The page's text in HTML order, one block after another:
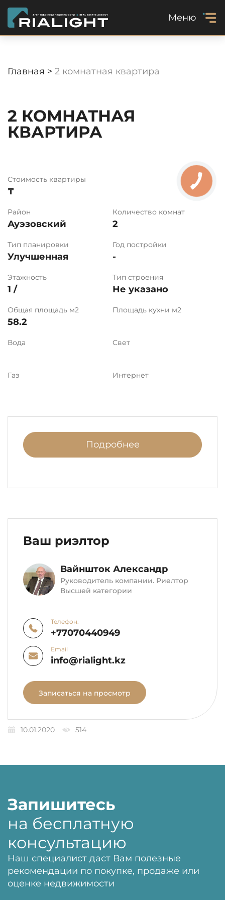
Меню
Главная > 2 комнатная квартира
2 КОМНАТНАЯ
КВАРТИРА
Стоимость квартиры
₸
Район
Ауэзовский
Количество комнат
2
Тип планировки
Улучшенная
Год постройки
-
Этажность
1 /
Тип строения
Не указано
Общая площадь м2
58.2
Площадь кухни м2
Вода Свет
Газ Интернет
Подробнее
Ваш риэлтор
Вайншток Александр
Руководитель компании. Риелтор
Высшей категории
Телефон:
+77070440949
Email
info@rialight.kz
Записаться на просмотр
10.01.2020 514
Запишитесь
на бесплатную
консультацию
Наш специалист даст Вам полезные
рекомендации по покупке, продаже или
оценке недвижимости